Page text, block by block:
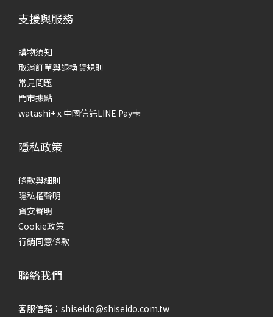
支援與服務
購物須知
取消訂單與退換貨規則
常見問題
門市據點
watashi+ x 中國信託LINE Pay卡
隱私政策
條款與細則
隱私權聲明
資安聲明
Cookie政策
行銷同意條款
聯絡我們
客服信箱：shiseido@shiseido.com.tw